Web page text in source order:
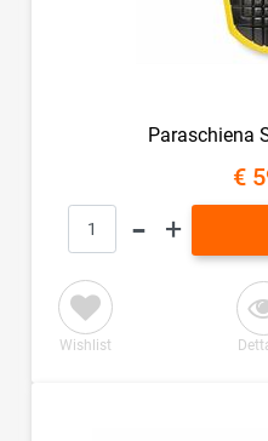
Paraschiena
€
Wishlist